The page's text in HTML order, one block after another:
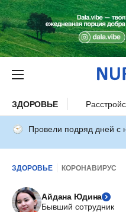
ЗДОРОВЬЕ
Провели подряд дней с
ЗДОРОВЬЕ КОРОНАВИРУС
Айдана Юдина
Бывший сотрудник